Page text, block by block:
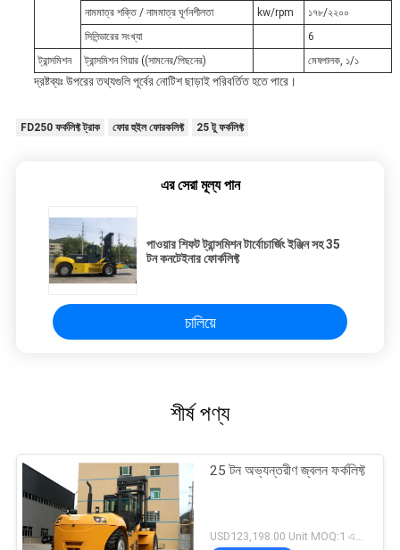
নামমাত্র শক্তি / নামমাত্র ঘূর্ণনশীলতা
kw/rpm
১৭৮/২২০০
সিলিন্ডারের সংখ্যা
6
ট্রান্সমিশন
ট্রান্সমিশন গিয়ার ((সামনের/পিছনের) মেষপালক, ১/১
দ্রষ্টব্যঃ উপরের তথ্যগুলি পূর্বের নোটিশ ছাড়াই পরিবর্তিত হতে পারে।
FD250 ফর্কলিফ্ট ট্রাক ফোর হুইল ফোরকলিফ্ট 25 টু ফর্কলিফ্ট
এর সেরা মূল্য পান
পাওয়ার শিফট ট্রান্সমিশন টার্বোচার্জিং ইঞ্জিন সহ 35
টন কনটেইনার ফোর্কলিফ্ট
চালিয়ে
শীর্ষ পণ্য
25 টন অভ্যন্তরীণ জ্বলন ফর্কলিফ্ট
USD123,198.00 Unit MOQ:1 একক